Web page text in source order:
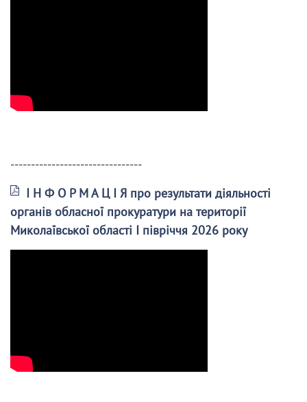
--------------------------------
І Н Ф О Р М А Ц І Я про результати діяльності
органів обласної прокуратури на території
Миколаївської області І півріччя 2026 року